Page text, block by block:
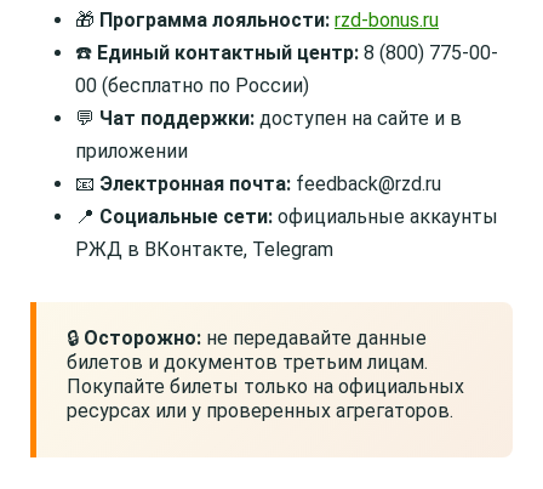
🎁 Программа лояльности: rzd-bonus.ru
☎️ Единый контактный центр: 8 (800) 775-00-
00 (бесплатно по России)
💬 Чат поддержки: доступен на сайте и в
приложении
📧 Электронная почта: feedback@rzd.ru
📍 Социальные сети: официальные аккаунты
РЖД в ВКонтакте, Telegram
🔒 Осторожно: не передавайте данные
билетов и документов третьим лицам.
Покупайте билеты только на официальных
ресурсах или у проверенных агрегаторов.